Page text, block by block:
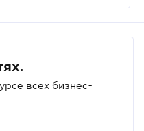
всех бизнес-